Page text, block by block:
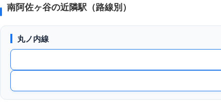
南阿佐ヶ谷の近隣駅（路線別）
丸ノ内線